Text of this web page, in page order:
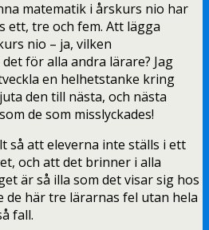
matematik i årskurs nio har
ett, tre och fem. Att lägga
nio – ja, vilken
för alla andra lärare? Jag
en helhetstanke kring
den till nästa, och nästa
de som misslyckades!
så att eleverna inte ställs i ett
och att det brinner i alla
är så illa som det visar sig hos
de här tre lärarnas fel utan hela
fall.